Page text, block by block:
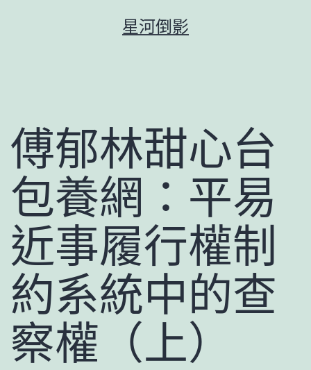
星河倒影
傅郁林甜心台
包養網：平易
近事履行權制
約系統中的查
察權（上）